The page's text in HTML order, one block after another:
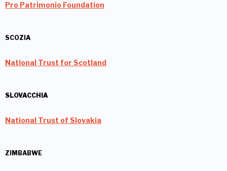
Pro Patrimonio Foundation
SCOZIA
National Trust for Scotland
SLOVACCHIA
National Trust of Slovakia
ZIMBABWE